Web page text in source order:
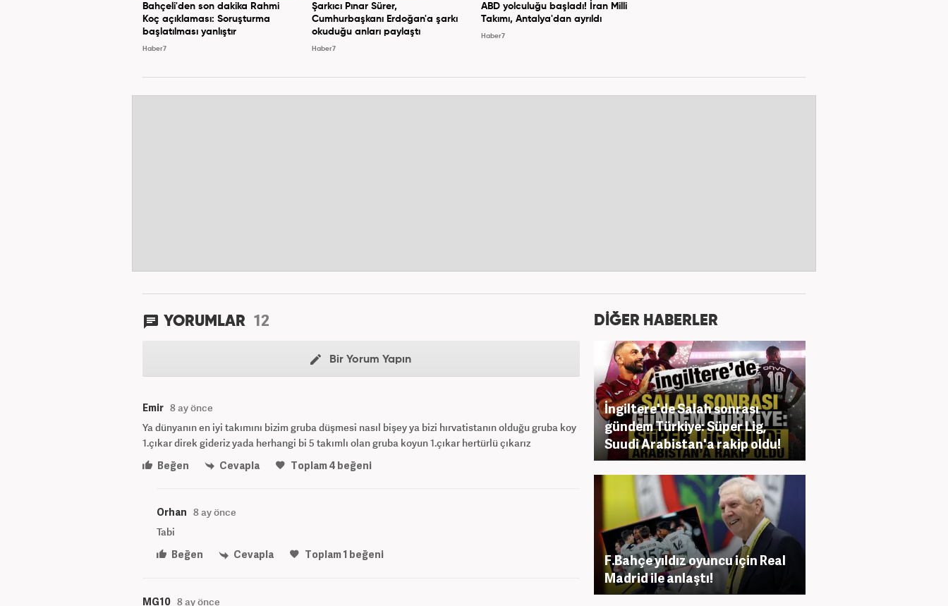
Bahçeli'den son dakika Rahmi
Koç açıklaması: Soruşturma
başlatılması yanlıştır
Haber7
Şarkıcı Pınar Sürer,
Cumhurbaşkanı Erdoğan'a şarkı
okuduğu anları paylaştı
Haber7
ABD yolculuğu başladı! İran Milli
Takımı, Antalya'dan ayrıldı
Haber7
YORUMLAR 12
Bir Yorum Yapın
Emir 8 ay önce
Ya dünyanın en iyi takımını bizim gruba düşmesi nasıl bişey ya bizi hırvatistanın olduğu gruba koy
1.çıkar direk gideriz yada herhangi bi 5 takımlı olan gruba koyun 1.çıkar hertürlü çıkarız
Beğen
Cevapla Toplam4 beğeni
Orhan 8 ay önce
Tabi
Beğen
Cevapla Toplam1 beğeni
MG10 8 ay önce
DİĞER HABERLER
İngiltere'de Salah sonrası
gündem Türkiye: Süper Lig,
Suudi Arabistan'a rakip oldu!
F.Bahçe yıldız oyuncu için Real
Madrid ile anlaştı!